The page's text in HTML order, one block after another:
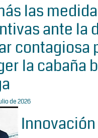
las
ante la
contagiosa
la cabaña
de 2026